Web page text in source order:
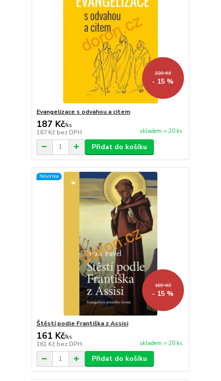
220 Kč
- 15 %
Evangelizace s odvahou a citem
187 Kč/ks
187 Kč bez DPH skladem > 20 ks
Přidat do košíku
Novinka
189 Kč
- 15 %
Štěstí podle Františka z Assisi
161 Kč/ks
161 Kč bez DPH skladem > 20 ks
Přidat do košíku